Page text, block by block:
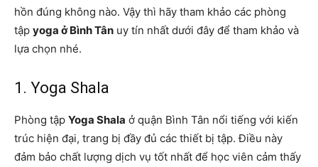
hồn đúng không nào. Vậy thì hãy tham khảo các phòng
tập yoga ở Bình Tân uy tín nhất dưới đây để tham khảo và
lựa chọn nhé.
1. Yoga Shala
Phòng tập Yoga Shala ở quận Bình Tân nổi tiếng với kiến
trúc hiện đại, trang bị đầy đủ các thiết bị tập. Điều này
đảm bảo chất lượng dịch vụ tốt nhất để học viên cảm thấy